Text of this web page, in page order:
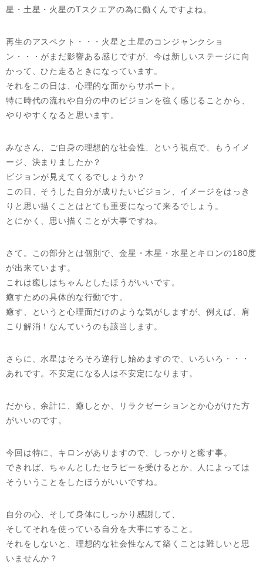
星・土星・火星のTスクエアの為に働くんですよね。
再生のアスペクト・・・火星と土星のコンジャンクショ
ン・・・がまだ影響ある感じですが、今は新しいステージに向
かって、ひた走るときになっています。
それをこの日は、心理的な面からサポート。
特に時代の流れや自分の中のビジョンを強く感じることから、
やりやすくなると思います。
みなさん、ご自身の理想的な社会性、という視点で、もうイメ
ージ、決まりましたか？
ビジョンが見えてくるでしょうか？
この日、そうした自分が成りたいビジョン、イメージをはっき
りと思い描くことはとても重要になって来るでしょう。
とにかく、思い描くことが大事ですね。
さて。この部分とは個別で、金星・木星・水星とキロンの180度
が出来ています。
これは癒しはちゃんとしたほうがいいです。
癒すための具体的な行動です。
癒す、というと心理面だけのような気がしますが、例えば、肩
こり解消！なんていうのも該当します。
さらに、水星はそろそろ逆行し始めますので、いろいろ・・・
あれです。不安定になる人は不安定になります。
だから、余計に、癒しとか、リラクゼーションとか心がけた方
がいいのです。
今回は特に、キロンがありますので、しっかりと癒す事。
できれば、ちゃんとしたセラピーを受けるとか、人によっては
そういうことをしたほうがいいですね。
自分の心、そして身体にしっかり感謝して、
そしてそれを使っている自分を大事にすること。
それをしないと、理想的な社会性なんて築くことは難しいと思
いませんか？